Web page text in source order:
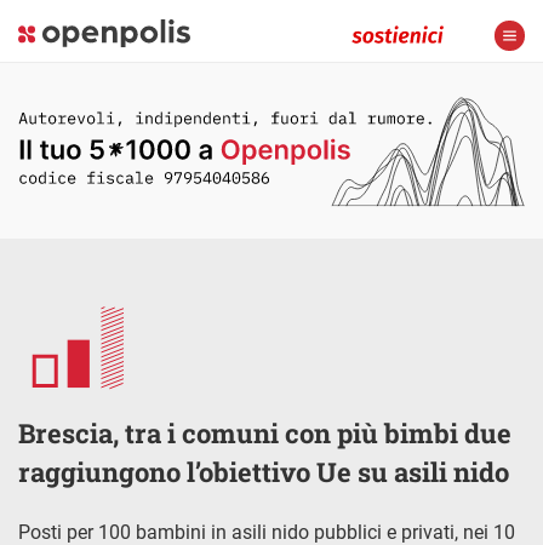
Brescia, tra i comuni con più bimbi due
raggiungono l’obiettivo Ue su asili nido
Posti per 100 bambini in asili nido pubblici e privati, nei 10